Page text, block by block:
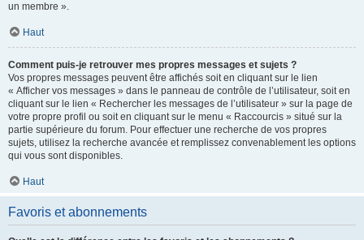
un membre ».
Haut
Comment puis-je retrouver mes propres messages et sujets ?
Vos propres messages peuvent être affichés soit en cliquant sur le lien
« Afficher vos messages » dans le panneau de contrôle de l’utilisateur, soit en
cliquant sur le lien « Rechercher les messages de l’utilisateur » sur la page de
votre propre profil ou soit en cliquant sur le menu « Raccourcis » situé sur la
partie supérieure du forum. Pour effectuer une recherche de vos propres
sujets, utilisez la recherche avancée et remplissez convenablement les options
qui vous sont disponibles.
Haut
Favoris et abonnements